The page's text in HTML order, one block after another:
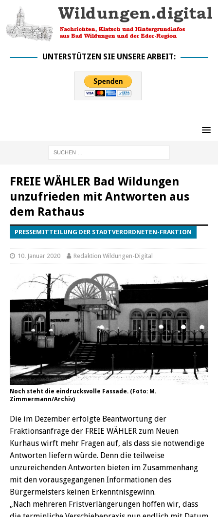
UNTERSTÜTZEN SIE UNSERE ARBEIT:
FREIE WÄHLER Bad Wildungen
unzufrieden mit Antworten aus
dem Rathaus
PRESSEMITTEILUNG DER STADTVERORDNETEN-FRAKTION
10. Januar 2020 Redaktion Wildungen-Digital
Noch steht die eindrucksvolle Fassade. (Foto: M.
Zimmermann/Archiv)
Die im Dezember erfolgte Beantwortung der
Fraktionsanfrage der FREIE WÄHLER zum Neuen
Kurhaus wirft mehr Fragen auf, als dass sie notwendige
Antworten liefern würde. Denn die teilweise
unzureichenden Antworten bieten im Zusammenhang
mit den vorausgegangenen Informationen des
Bürgermeisters keinen Erkenntnisgewinn.
„Nach mehreren Fristverlängerungen hoffen wir, dass